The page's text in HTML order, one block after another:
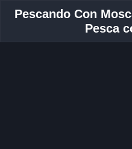
Pescando Con
Pesca